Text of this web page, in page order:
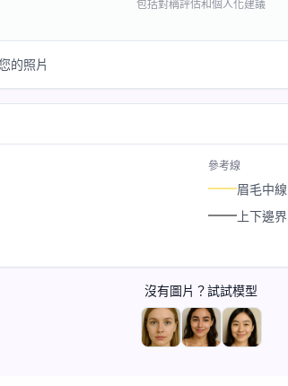
包括對稱評估和個人化建議
的照片
參考線
眉毛中線
上下邊界
沒有圖片？試試模型